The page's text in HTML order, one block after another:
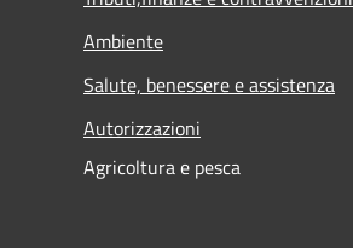
Ambiente
Salute, benessere e assistenza
Autorizzazioni
Agricoltura e pesca